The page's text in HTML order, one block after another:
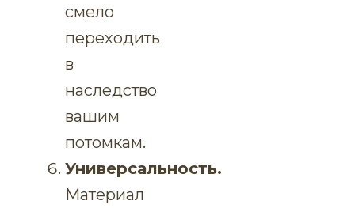
смело
переходить
в
наследство
вашим
потомкам.
Универсальность.
Материал